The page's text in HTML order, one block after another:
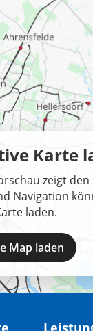
Karte
zeigt
Navigation
laden.
Map laden